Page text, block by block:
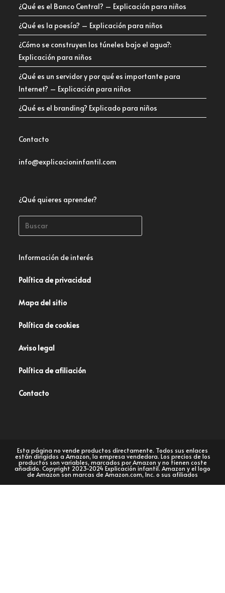
¿Qué es el Banco Central? – Explicación para niños
¿Qué es la poesía? – Explicación para niños
¿Cómo se construyen los túneles bajo el agua?:
Explicación para niños
¿Qué es un servidor y por qué es importante para
Internet? – Explicación para niños
¿Qué es el branding? Explicado para niños
Contacto
info@explicacioninfantil.com
¿Qué quieres aprender?
Información de interés
Política de privacidad
Mapa del sitio
Política de cookies
Aviso legal
Política de afiliación
Contacto
Esta página no vende productos directamente. Todos sus enlaces
están dirigidos a Amazon, la empresa vendedora. Los precios de los
productos son variables, marcados por Amazon y no tienen coste
añadido. Copyright 2023-2024 Explicación infantil. Amazon y el logo
de Amazon son marcas de Amazon.com, Inc. o sus afiliados